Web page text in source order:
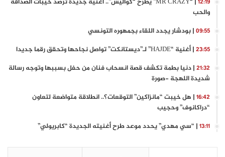
12:19
والحب
09:55 | بودشار يجدد اللقاء بجمهوره التونسي
23:55 | أغنية “HAJDE” لـ”ديستانكت” تواصل نجاحها وتحقق رقما جديدا
21:32 | دنيا بطمة تكشف قصة انسحاب فنان من حفل بسببها وتوجه رسالة
شديدة اللهجة -صورة
16:42 | هل خيبت “مانزاكين” التوقعات؟.. انطلاقة متواضعة لتعاون
“دراكانوف” وحجيب
13:11 | “سي مهدي” يحدد موعد طرح أغنيته الجديدة “كابريولي”